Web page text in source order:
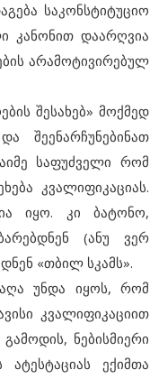
საკონსტიტუციო
კანონით დაარღვია
არამოტივირებულ
შესახებ» მოქმედ
შეენარჩუნებინათ
საფუძველი რომ
კვალიფიკაციას.
იყო. კი ბატონო,
(ანუ ვერ
«თბილ სკამს».
უნდა იყოს, რომ
კვალიფიკაციით
ნებისმიერი
ექიმთა